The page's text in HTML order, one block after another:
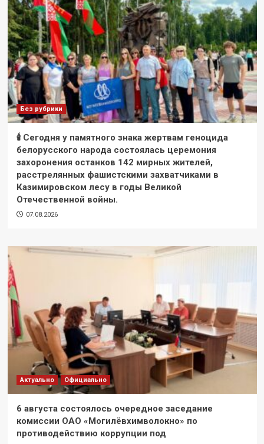
Без рубрики
🕯 Сегодня у памятного знака жертвам геноцида
белорусского народа состоялась церемония
захоронения останков 142 мирных жителей,
расстрелянных фашистскими захватчиками в
Казимировском лесу в годы Великой
Отечественной войны.
07.08.2026
Актуально Официально
6 августа состоялось очередное заседание
комиссии ОАО «Могилёвхимволокно» по
противодействию коррупции под